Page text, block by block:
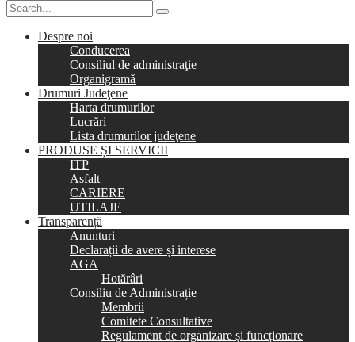
Despre noi
Conducerea
Consiliul de administraţie
Organigramă
Drumuri Judeţene
Harta drumurilor
Lucrări
Lista drumurilor judeţene
PRODUSE ȘI SERVICII
ITP
Asfalt
CARIERE
UTILAJE
Transparență
Anunturi
Declarații de avere și interese
AGA
Hotărâri
Consiliu de Administrație
Membrii
Comitete Consultative
Regulament de organizare și funcționare